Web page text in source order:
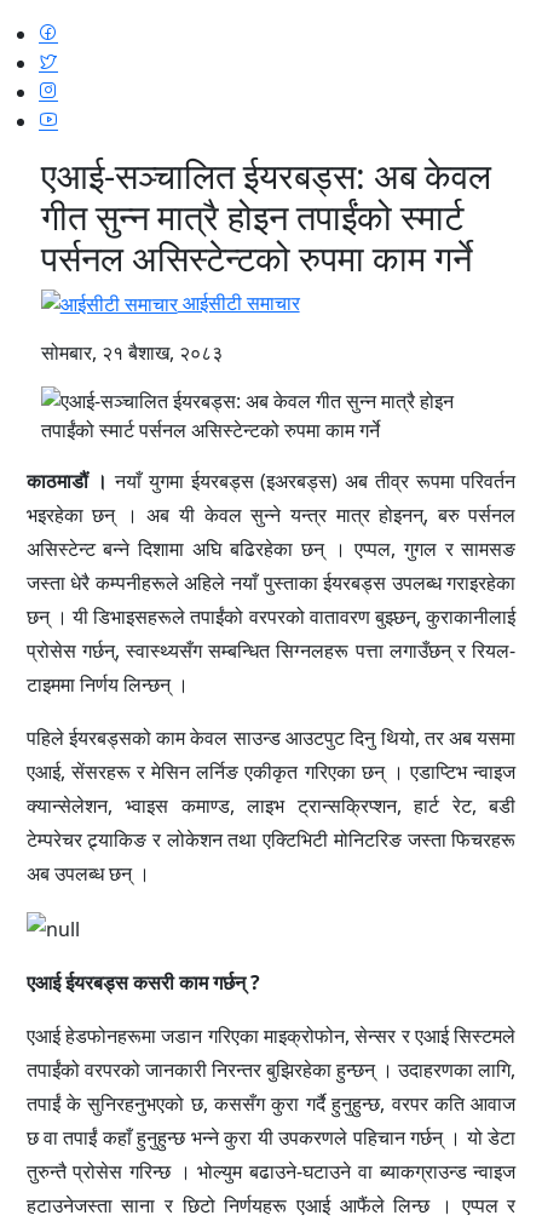
एआई-सञ्चालित ईयरबड्स: अब केवल
गीत सुन्न मात्रै होइन तपाईंको स्मार्ट
पर्सनल असिस्टेन्टको रुपमा काम गर्ने
आईसीटी समाचार
सोमबार, २१ बैशाख, २०८३
काठमाडौं ।नयाँ युगमा ईयरबड्स (इअरबड्स) अब तीव्र रूपमा परिवर्तन
भइरहेका छन् । अब यी केवल सुन्ने यन्त्र मात्र होइनन्, बरु पर्सनल
असिस्टेन्ट बन्ने दिशामा अघि बढिरहेका छन् । एप्पल, गुगल र सामसङ
जस्ता धेरै कम्पनीहरूले अहिले नयाँ पुस्ताका ईयरबड्स उपलब्ध गराइरहेका
छन् । यी डिभाइसहरूले तपाईंको वरपरको वातावरण बुझ्छन्, कुराकानीलाई
प्रोसेस गर्छन्, स्वास्थ्यसँग सम्बन्धित सिग्नलहरू पत्ता लगाउँछन् र रियल-
टाइममा निर्णय लिन्छन् ।
पहिले ईयरबड्सको काम केवल साउन्ड आउटपुट दिनु थियो, तर अब यसमा
एआई, सेंसरहरू र मेसिन लर्निङ एकीकृत गरिएका छन् । एडाप्टिभ न्वाइज
क्यान्सेलेशन, भ्वाइस कमाण्ड, लाइभ ट्रान्सक्रिप्शन, हार्ट रेट, बडी
टेम्परेचर ट्र्याकिङ र लोकेशन तथा एक्टिभिटी मोनिटरिङ जस्ता फिचरहरू
अब उपलब्ध छन् ।
एआई ईयरबड्स कसरी काम गर्छन् ?
एआई हेडफोनहरूमा जडान गरिएका माइक्रोफोन, सेन्सर र एआई सिस्टमले
तपाईंको वरपरको जानकारी निरन्तर बुझिरहेका हुन्छन् । उदाहरणका लागि,
तपाईं के सुनिरहनुभएको छ, कससँग कुरा गर्दै हुनुहुन्छ, वरपर कति आवाज
छ वा तपाईं कहाँ हुनुहुन्छ भन्ने कुरा यी उपकरणले पहिचान गर्छन् । यो डेटा
तुरुन्तै प्रोसेस गरिन्छ । भोल्युम बढाउने-घटाउने वा ब्याकग्राउन्ड न्वाइज
हटाउनेजस्ता साना र छिटो निर्णयहरू एआई आफैंले लिन्छ । एप्पल र